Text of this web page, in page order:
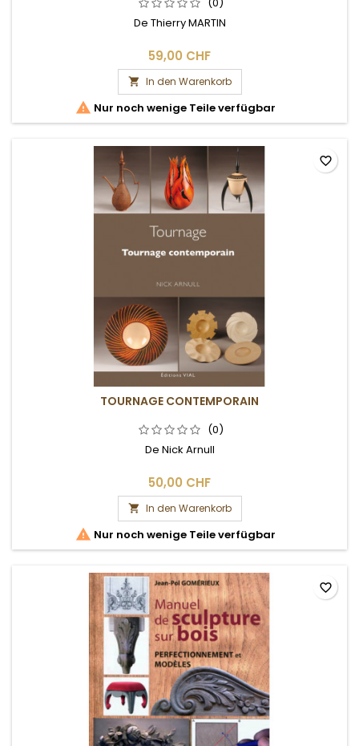
De Thierry MARTIN
59,00 CHF
 In den Warenkorb
 Nur noch wenige Teile verfügbar
TOURNAGE CONTEMPORAIN
(0)
De Nick Arnull
50,00 CHF
 In den Warenkorb
 Nur noch wenige Teile verfügbar
favorite_border
favorite_border